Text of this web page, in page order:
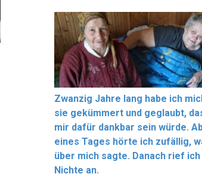
Zwanzig Jahre lang habe ich
sie gekümmert und geglaubt,
mir dafür dankbar sein würde.
eines Tages hörte ich zufällig,
über mich sagte. Danach rief
Nichte an.